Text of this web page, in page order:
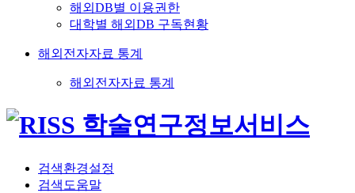
해외DB별 이용권한
대학별 해외DB 구독현황
해외전자자료 통계
해외전자자료 통계
검색환경설정
검색도움말